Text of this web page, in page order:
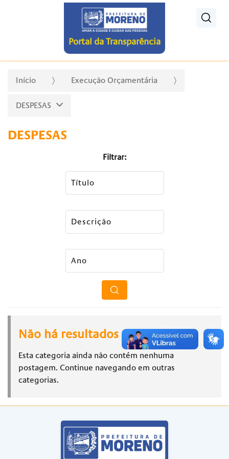
Portal da Transparência
Início Execução Orçamentária
DESPESAS
DESPESAS
Filtrar:
Não há resultados
Esta categoria ainda não contém nenhuma
postagem. Continue navegando em outras
categorias.